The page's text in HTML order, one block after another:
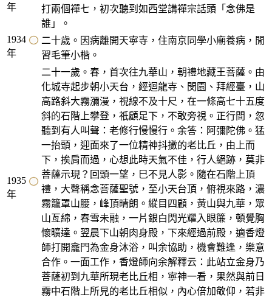
年
打兩個禪七，初次聽到如西堂講禪宗話頭「念佛是
誰」。
1934
年
二十歲。因病離開天寧寺，住南京同學小廟養病，閒
習毛筆小楷。
1935
年
二十一歲。春，首次往九華山，朝禮地藏王菩薩。由
化城寺起步朝小天台，經迴龍寺、閔園、拜經臺，山
高路斜大霧瀰漫，視線不及十尺，在一條高七十五度
斜的石階上攀登，祇顧足下，不敢旁視。正行間，忽
聽到有人叫聲：老修行慢慢行。余答：阿彌陀佛。猛
一抬頭，迎面來了一位精神抖擻的老比丘，由上而
下，挨肩而過，心想此時天氣不佳，行人絕跡，莫非
菩薩示現？回頭一望，巳不見人影。隨在石階上頂
禮，大聲稱念菩薩聖號，至小天台頂，俯視來路，濃
霧籠罩山腰，峰頂晴朗。縱目四顧，黃山與九華，眾
山亙綿，春雪未融，一片銀白閃光耀入眼簾，頓覺胸
懷曠達。翌晨下山朝肉身殿，下來經過前殿，適香燈
師打開龕門為金身沐浴，叫余協助，機會難逢，樂意
合作。一面工作，香燈師向余解釋云：此站立金身乃
菩薩初到九華所現老比丘相，寧神一看，果然與前日
霧中石階上所見的老比丘相似，內心倍加敬仰，若非